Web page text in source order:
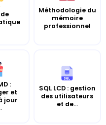
Méthodologie du
mémoire
professionnel
:
et
jour
SQL LCD : gestion
des utilisateurs
et de...